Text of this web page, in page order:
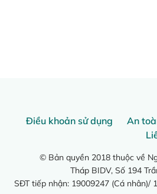
Điều khoản sử dụng An
© Bản quyền 2018 thuộc về
Tháp BIDV, Số 194
SĐT tiếp nhận: 19009247 (Cá nhân)/